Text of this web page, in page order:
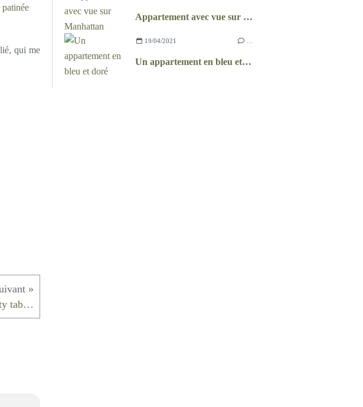
qui me
Urban Jungle Bloggers - planty table setting
Appartement avec vue sur Manhattan
19/04/2021
Un appartement en bleu et doré